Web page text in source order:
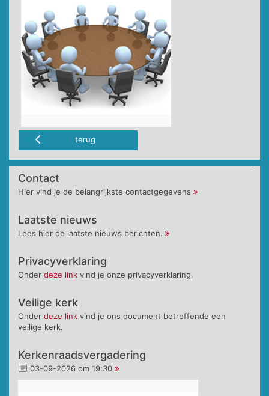
terug
Contact
Hier vind je de belangrijkste contactgegevens
Laatste nieuws
Lees hier de laatste nieuws berichten.
Privacyverklaring
Onder deze link vind je onze privacyverklaring.
Veilige kerk
Onder deze link vind je ons document betreffende een
veilige kerk.
Kerkenraadsvergadering
03-09-2026 om 19:30